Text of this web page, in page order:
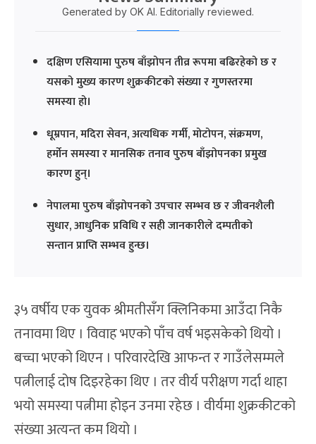
Generated by OK AI. Editorially reviewed.
दक्षिण एसियामा पुरुष बाँझोपन तीव्र रूपमा बढिरहेको छ र
यसको मुख्य कारण शुक्रकीटको संख्या र गुणस्तरमा
समस्या हो।
धूम्रपान, मदिरा सेवन, अत्यधिक गर्मी, मोटोपन, संक्रमण,
हर्मोन समस्या र मानसिक तनाव पुरुष बाँझोपनका प्रमुख
कारण हुन्।
नेपालमा पुरुष बाँझोपनको उपचार सम्भव छ र जीवनशैली
सुधार, आधुनिक प्रविधि र सही जानकारीले दम्पतीको
सन्तान प्राप्ति सम्भव हुन्छ।
३५ वर्षीय एक युवक श्रीमतीसँग क्लिनिकमा आउँदा निकै
तनावमा थिए । विवाह भएको पाँच वर्ष भइसकेको थियो ।
बच्चा भएको थिएन । परिवारदेखि आफन्त र गाउँलेसम्मले
पत्नीलाई दोष दिइरहेका थिए । तर वीर्य परीक्षण गर्दा थाहा
भयो समस्या पत्नीमा होइन उनमा रहेछ । वीर्यमा शुक्रकीटको
संख्या अत्यन्त कम थियो ।